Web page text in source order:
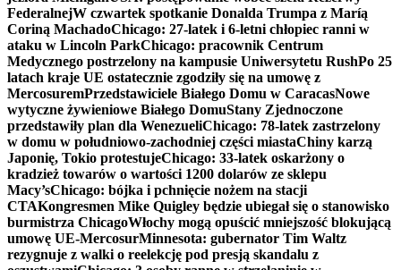
FederalnejW czwartek spotkanie Donalda Trumpa z Maríą
Coriną MachadoChicago: 27-latek i 6-letni chłopiec ranni w
ataku w Lincoln ParkChicago: pracownik Centrum
Medycznego postrzelony na kampusie Uniwersytetu RushPo 25
latach kraje UE ostatecznie zgodziły się na umowę z
MercosuremPrzedstawiciele Białego Domu w CaracasNowe
wytyczne żywieniowe Białego DomuStany Zjednoczone
przedstawiły plan dla WenezueliChicago: 78-latek zastrzelony
w domu w południowo-zachodniej części miastaChiny karzą
Japonię, Tokio protestujeChicago: 33-latek oskarżony o
kradzież towarów o wartości 1200 dolarów ze sklepu
Macy’sChicago: bójka i pchnięcie nożem na stacji
CTAKongresmen Mike Quigley będzie ubiegał się o stanowisko
burmistrza ChicagoWłochy mogą opuścić mniejszość blokującą
umowę UE-MercosurMinnesota: gubernator Tim Waltz
rezygnuje z walki o reelekcję pod presją skandalu z